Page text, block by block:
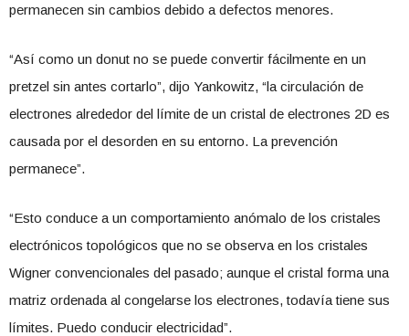
permanecen sin cambios debido a defectos menores.
“Así como un donut no se puede convertir fácilmente en un
pretzel sin antes cortarlo”, dijo Yankowitz, “la circulación de
electrones alrededor del límite de un cristal de electrones 2D es
causada por el desorden en su entorno. La prevención
permanece”.
“Esto conduce a un comportamiento anómalo de los cristales
electrónicos topológicos que no se observa en los cristales
Wigner convencionales del pasado; aunque el cristal forma una
matriz ordenada al congelarse los electrones, todavía tiene sus
límites. Puedo conducir electricidad”.